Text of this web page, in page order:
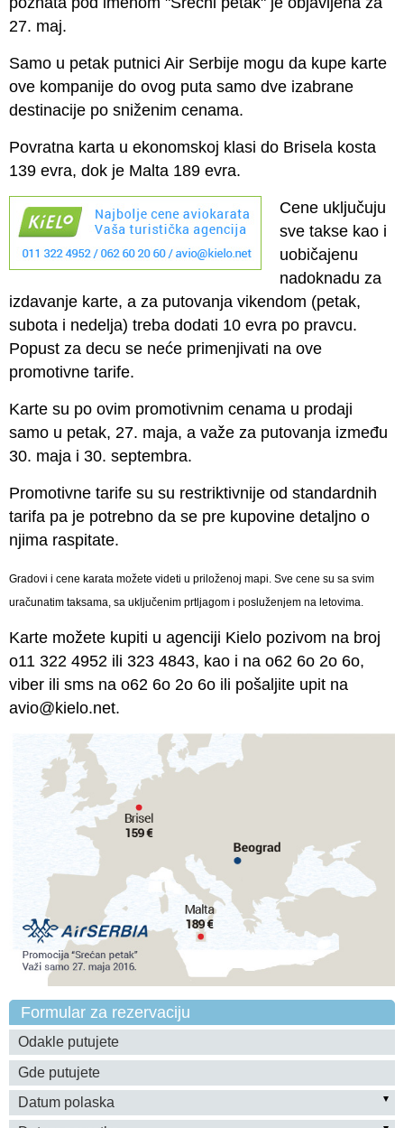
27. maj.
Samo u petak putnici Air Serbije mogu da kupe karte
ove kompanije do ovog puta samo dve izabrane
destinacije po sniženim cenama.
Povratna karta u ekonomskoj klasi do Brisela kosta
139 evra, dok je Malta 189 evra.
Cene uključuju
sve takse kao i
uobičajenu
nadoknadu za
izdavanje karte, a za putovanja vikendom (petak,
subota i nedelja) treba dodati 10 evra po pravcu.
Popust za decu se neće primenjivati na ove
promotivne tarife.
Karte su po ovim promotivnim cenama u prodaji
samo u petak, 27. maja, a važe za putovanja između
30. maja i 30. septembra.
Promotivne tarife su su restriktivnije od standardnih
tarifa pa je potrebno da se pre kupovine detaljno o
njima raspitate.
Gradovi i cene karata možete videti u priloženoj mapi. Sve cene su sa svim
uračunatim taksama, sa uključenim prtljagom i posluženjem na letovima.
Karte možete kupiti u agenciji Kielo pozivom na broj
o11 322 4952 ili 323 4843, kao i na o62 6o 2o 6o,
viber ili sms na o62 6o 2o 6o ili pošaljite upit na
avio@kielo.net.
Formular za rezervaciju